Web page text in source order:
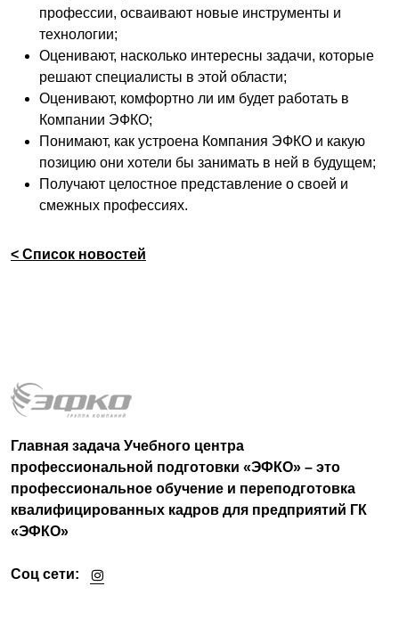
профессии, осваивают новые инструменты и
технологии;
Оценивают, насколько интересны задачи, которые
решают специалисты в этой области;
Оценивают, комфортно ли им будет работать в
Компании ЭФКО;
Понимают, как устроена Компания ЭФКО и какую
позицию они хотели бы занимать в ней в будущем;
Получают целостное представление о своей и
смежных профессиях.
< Список новостей
Главная задача Учебного центра
профессиональной подготовки «ЭФКО» – это
профессиональное обучение и переподготовка
квалифицированных кадров для предприятий ГК
«ЭФКО»
Соц сети: